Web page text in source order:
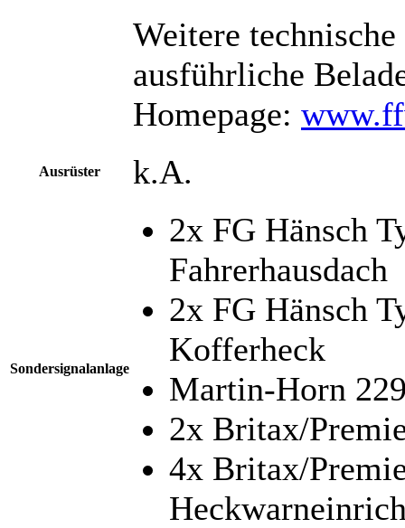
Weitere
ausführliche
Homepage:
Ausrüster k.A.
Sondersignalanlage
2x FG Hänsch
Fahrerhausdach
2x FG Hänsch
Kofferheck
Martin-Horn
2x Britax/
4x Britax/